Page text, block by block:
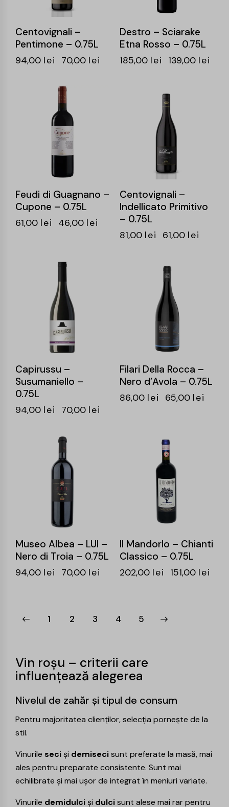
Centovignali –
Pentimone – 0.75L
94,00 lei 70,00 lei
Destro – Sciarake
Etna Rosso – 0.75L
185,00 lei 139,00 lei
Feudi di Guagnano –
Cupone – 0.75L
61,00 lei 46,00 lei
Centovignali –
Indellicato Primitivo
– 0.75L
81,00 lei 61,00 lei
Capirussu –
Susumaniello –
0.75L
94,00 lei 70,00 lei
Filari Della Rocca –
Nero d’Avola – 0.75L
86,00 lei 65,00 lei
Museo Albea – LUI –
Nero di Troia – 0.75L
94,00 lei 70,00 lei
Il Mandorlo – Chianti
Classico – 0.75L
202,00 lei 151,00 lei
1 2 3 4 5
→
Vin roșu – criterii care
influențează alegerea
Nivelul de zahăr și tipul de consum
Pentru majoritatea clienților, selecția pornește de la
stil.
Vinurile seciși demisecisunt preferate la masă, mai
ales pentru preparate consistente. Sunt mai
echilibrate și mai ușor de integrat în meniuri variate.
Vinurile demidulciși dulcisunt alese mai rar pentru